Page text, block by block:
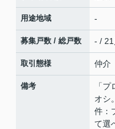
用途地域 -
募集戸数 / 総戸数 - / 21
取引態様 仲介
備考
「
オシ
件：
て選